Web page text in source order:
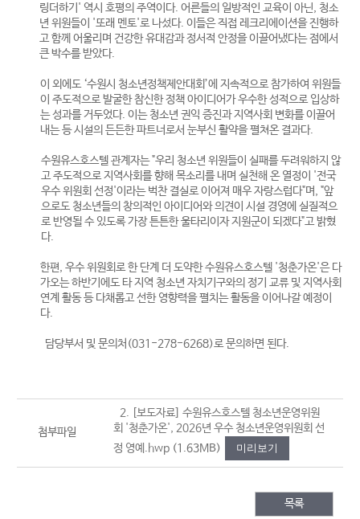
링더하기' 역시 호평의 주역이다. 어른들의 일방적인 교육이 아닌, 청소
년 위원들이 '또래 멘토'로 나섰다. 이들은 직접 레크리에이션을 진행하
고 함께 어울리며 건강한 유대감과 정서적 안정을 이끌어냈다는 점에서
큰 박수를 받았다.
이 외에도 ‘수원시 청소년정책제안대회’에 지속적으로 참가하여 위원들
이 주도적으로 발굴한 참신한 정책 아이디어가 우수한 성적으로 입상하
는 성과를 거두었다. 이는 청소년 권익 증진과 지역사회 변화를 이끌어
내는 등 시설의 든든한 파트너로서 눈부신 활약을 펼쳐온 결과다.
수원유스호스텔 관계자는 "우리 청소년 위원들이 실패를 두려워하지 않
고 주도적으로 지역사회를 향해 목소리를 내며 실천해 온 열정이 '전국
우수 위원회 선정'이라는 벅찬 결실로 이어져 매우 자랑스럽다"며, "앞
으로도 청소년들의 창의적인 아이디어와 의견이 시설 경영에 실질적으
로 반영될 수 있도록 가장 튼튼한 울타리이자 지원군이 되겠다"고 밝혔
다.
한편, 우수 위원회로 한 단계 더 도약한 수원유스호스텔 '청춘가온'은 다
가오는 하반기에도 타 지역 청소년 자치기구와의 정기 교류 및 지역사회
연계 활동 등 다채롭고 선한 영향력을 펼치는 활동을 이어나갈 예정이
다.
담당부서 및 문의처(031-278-6268)로 문의하면 된다.
첨부파일
2. [보도자료] 수원유스호스텔 청소년운영위원
회 '청춘가온', 2026년 우수 청소년운영위원회 선
정 영예.hwp (1.63MB) 미리보기
목록